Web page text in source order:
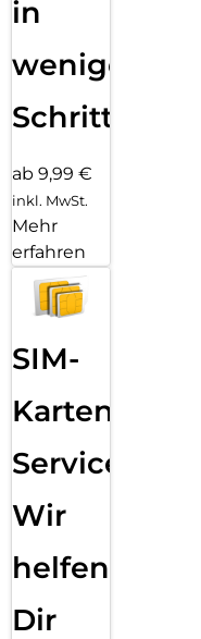
in
wenigen
Schritten
ab 9,99 €
inkl. MwSt.
Mehr
erfahren
SIM-
Karten
Service:
Wir
helfen
Dir